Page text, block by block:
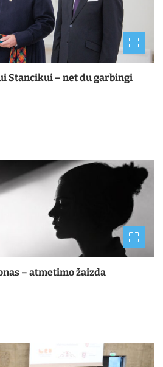
Stancikui – net du garbingi
– atmetimo žaizda